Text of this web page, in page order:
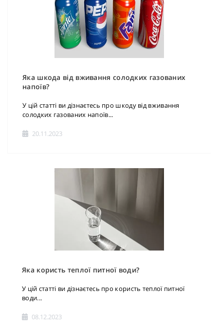
Яка шкода від вживання солодких газованих
напоїв?
У цій статті ви дізнаєтесь про шкоду від вживання
солодких газованих напоїв...
20.11.2023
Яка користь теплої питної води?
У цій статті ви дізнаєтесь про користь теплої питної
води...
08.12.2023